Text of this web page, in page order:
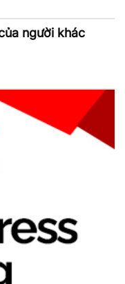
người khác